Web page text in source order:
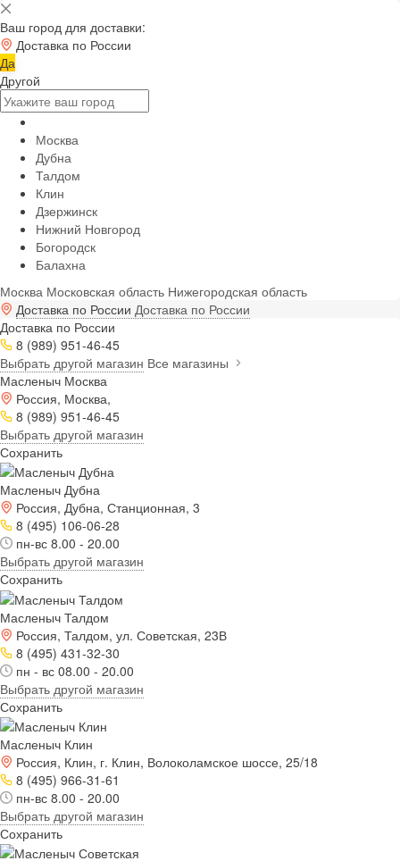
Ваш город для доставки:
Доставка по России
Да
Другой
Москва
Дубна
Талдом
Клин
Дзержинск
Нижний Новгород
Богородск
Балахна
Москва Московская область Нижегородская область
Доставка по России Доставка по России
Доставка по России
8 (989) 951-46-45
Выбрать другой магазин Все магазины
Масленыч Москва
Россия, Москва,
8 (989) 951-46-45
Выбрать другой магазин
Сохранить
Масленыч Дубна
Россия, Дубна, Станционная, 3
8 (495) 106-06-28
пн-вс 8.00 - 20.00
Выбрать другой магазин
Сохранить
Масленыч Талдом
Россия, Талдом, ул. Советская, 23В
8 (495) 431-32-30
пн - вс 08.00 - 20.00
Выбрать другой магазин
Сохранить
Масленыч Клин
Россия, Клин, г. Клин, Волоколамское шоссе, 25/18
8 (495) 966-31-61
пн-вс 8.00 - 20.00
Выбрать другой магазин
Сохранить